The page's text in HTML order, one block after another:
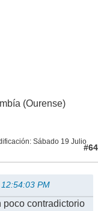
(Ourense)
: Sábado 19 Julio
#64
PM
poco contradictorio